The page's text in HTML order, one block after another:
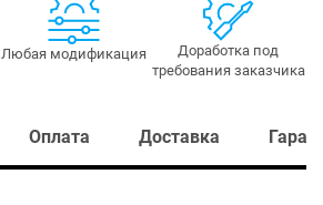
Любая модификация
Доработка под
требования заказчика
Оплата Доставка